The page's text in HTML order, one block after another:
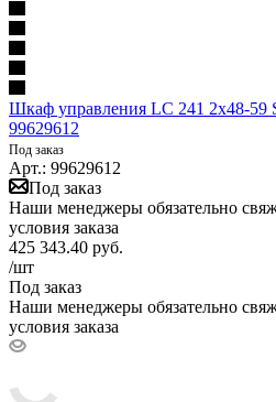
Шкаф управления LC 241 2x48-59
99629612
Под заказ
Арт.: 99629612
Под заказ
Наши менеджеры обязательно
условия заказа
425 343.40 руб.
/шт
Под заказ
Наши менеджеры обязательно
условия заказа